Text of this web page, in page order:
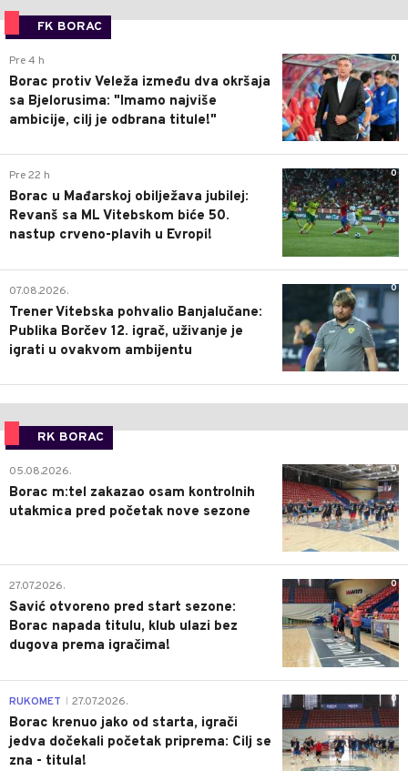
FK BORAC
0
Pre 4 h
Borac protiv Veleža između dva okršaja
sa Bjelorusima: "Imamo najviše
ambicije, cilj je odbrana titule!"
0
Pre 22 h
Borac u Mađarskoj obilježava jubilej:
Revanš sa ML Vitebskom biće 50.
nastup crveno-plavih u Evropi!
0
07.08.2026.
Trener Vitebska pohvalio Banjalučane:
Publika Borčev 12. igrač, uživanje je
igrati u ovakvom ambijentu
RK BORAC
0
05.08.2026.
Borac m:tel zakazao osam kontrolnih
utakmica pred početak nove sezone
0
27.07.2026.
Savić otvoreno pred start sezone:
Borac napada titulu, klub ulazi bez
dugova prema igračima!
0
RUKOMET 27.07.2026.
Borac krenuo jako od starta, igrači
jedva dočekali početak priprema: Cilj se
zna - titula!